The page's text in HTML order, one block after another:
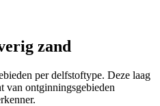
zand
per delfstoftype. Deze laag
van ontginningsgebieden